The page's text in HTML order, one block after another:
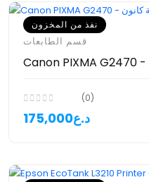
نفذ من المخزون
قسم الطابعات
(0)
175,000د.ع